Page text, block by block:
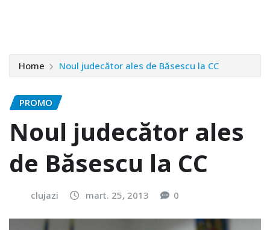
Home Noul judecător ales de Băsescu la CC
PROMO
Noul judecător ales
de Băsescu la CC
clujazi mart. 25, 2013 0